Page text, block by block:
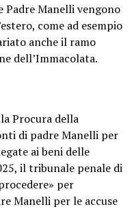
Manelli vengono
come ad esempio
anche il ramo
dell’Immacolata.
Procura della
di padre Manelli per
ai beni delle
il tribunale penale di
per
Manelli per le accuse